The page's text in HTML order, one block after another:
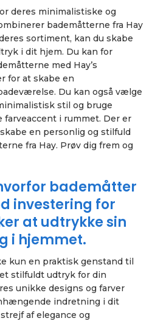
deres minimalistiske og
bademåtterne fra Hay
sortiment, kan du skabe
i dit hjem. Du kan for
med Hay’s
for at skabe en
Du kan også vælge
stil og bruge
i rummet. Der er
en personlig og stilfuld
fra Hay. Prøv dig frem og
bademåtter
investering for
at udtrykke sin
i hjemmet.
kun en praktisk genstand til
stilfuldt udtryk for din
unikke designs og farver
indretning i dit
af elegance og